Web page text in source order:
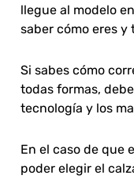
llegue al modelo
saber cómo eres y
Si sabes cómo
todas formas,
tecnología y los
En el caso de que
poder elegir el